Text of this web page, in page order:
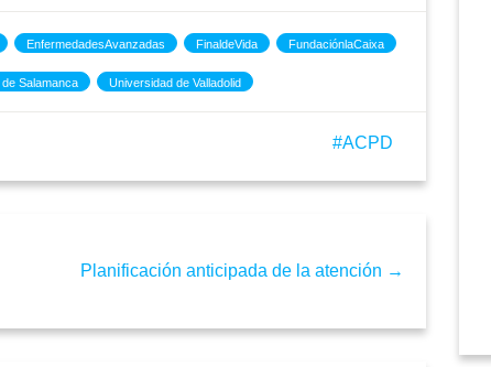
EnfermedadesAvanzadas FinaldeVida FundaciónlaCaixa
Salamanca Universidad de Valladolid
ACPD
Planificación anticipada de la atención →